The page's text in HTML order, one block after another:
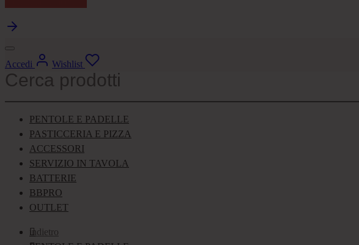
Accedi Wishlist
PENTOLE E PADELLE
PASTICCERIA E PIZZA
ACCESSORI
SERVIZIO IN TAVOLA
BATTERIE
BBPRO
OUTLET
indietro